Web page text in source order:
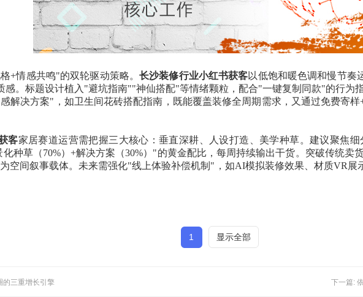
+情感共鸣"的双轮驱动策略。 长沙装修行业小红书获客以低饱和暖色调和慢节奏
感。标题设计植入"避坑指南""神仙搭配"等情绪颗粒，配合"一键复制同款"的行为
解决方案"，如卫生间花砖搭配指南，既能覆盖装修全周期需求，又通过免费寄
客家居赛道运营需把握三大核心：垂直深耕、人设打造、美学种草。建议聚焦
种草（70%）+解决方案（30%）"的黄金配比，每周持续输出干货。突破传统卖
空间叙事载体。未来需强化"线上体验补偿机制"，如AI模拟装修效果、材质VR
1 显示全部
的三重增长引擎 下一篇: